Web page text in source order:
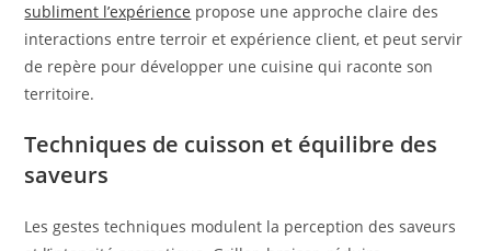
subliment l’expérience propose une approche claire des
interactions entre terroir et expérience client, et peut servir
de repère pour développer une cuisine qui raconte son
territoire.
Techniques de cuisson et équilibre des
saveurs
Les gestes techniques modulent la perception des saveurs